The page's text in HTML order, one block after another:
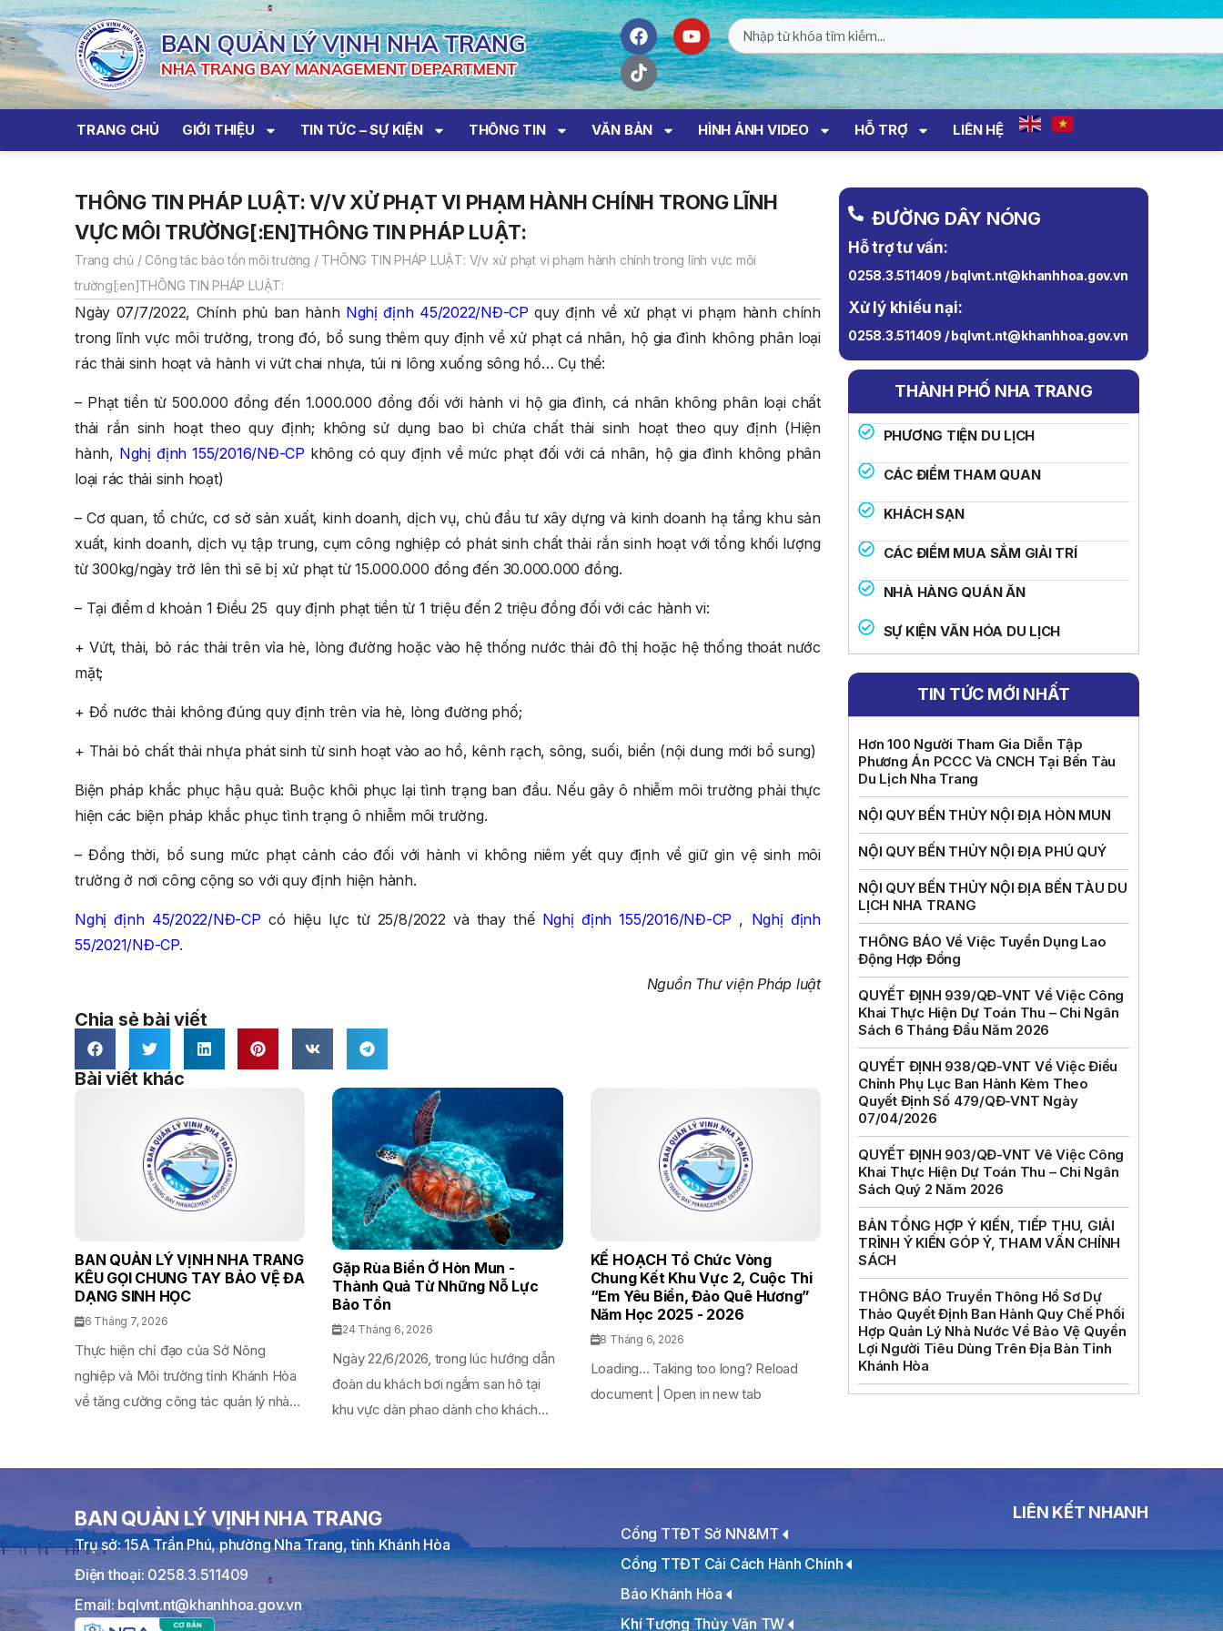
TRANG CHỦ GIỚI THIỆU TIN TỨC – SỰ KIỆN THÔNG TIN VĂN BẢN HÌNH ẢNH VIDEO HỖ TRỢ LIÊN HỆ
THÔNG TIN PHÁP LUẬT: V/V XỬ PHẠT VI PHẠM HÀNH CHÍNH TRONG LĨNH
VỰC MÔI TRƯỜNG[:EN]THÔNG TIN PHÁP LUẬT:
Trang chủ / Công tác bảo tồn môi trường / THÔNG TIN PHÁP LUẬT: V/v xử phạt vi phạm hành chính trong lĩnh vực môi
trường[:en]THÔNG TIN PHÁP LUẬT:
Ngày 07/7/2022, Chính phủ ban hành Nghị định 45/2022/NĐ-CP quy định về xử phạt vi phạm hành chính
trong lĩnh vực môi trường, trong đó, bổ sung thêm quy định về xử phạt cá nhân, hộ gia đình không phân loại
rác thải sinh hoạt và hành vi vứt chai nhựa, túi ni lông xuống sông hồ… Cụ thể:
– Phạt tiền từ 500.000 đồng đến 1.000.000 đồng đối với hành vi hộ gia đình, cá nhân không phân loại chất
thải rắn sinh hoạt theo quy định; không sử dụng bao bì chứa chất thải sinh hoạt theo quy định (Hiện
hành, Nghị định 155/2016/NĐ-CP không có quy định về mức phạt đối với cá nhân, hộ gia đình không phân
loại rác thải sinh hoạt)
– Cơ quan, tổ chức, cơ sở sản xuất, kinh doanh, dịch vụ, chủ đầu tư xây dựng và kinh doanh hạ tầng khu sản
xuất, kinh doanh, dịch vụ tập trung, cụm công nghiệp có phát sinh chất thải rắn sinh hoạt với tổng khối lượng
từ 300kg/ngày trở lên thì sẽ bị xử phạt từ 15.000.000 đồng đến 30.000.000 đồng.
– Tại điểm d khoản 1 Điều 25 quy định phạt tiền từ 1 triệu đến 2 triệu đồng đối với các hành vi:
+ Vứt, thải, bỏ rác thải trên vỉa hè, lòng đường hoặc vào hệ thống nước thải đô thị hoặc hệ thống thoát nước
mặt;
+ Đổ nước thải không đúng quy định trên vỉa hè, lòng đường phố;
+ Thải bỏ chất thải nhựa phát sinh từ sinh hoạt vào ao hồ, kênh rạch, sông, suối, biển (nội dung mới bổ sung)
Biện pháp khắc phục hậu quả: Buộc khôi phục lại tình trạng ban đầu. Nếu gây ô nhiễm môi trường phải thực
hiện các biện pháp khắc phục tình trạng ô nhiễm môi trường.
– Đồng thời, bổ sung mức phạt cảnh cáo đối với hành vi không niêm yết quy định về giữ gìn vệ sinh môi
trường ở nơi công cộng so với quy định hiện hành.
Nghị định 45/2022/NĐ-CP có hiệu lực từ 25/8/2022 và thay thế Nghị định 155/2016/NĐ-CP , Nghị định
55/2021/NĐ-CP.
Nguồn Thư viện Pháp luật
Chia sẻ bài viết
Bài viết khác
BAN QUẢN LÝ VỊNH NHA TRANG
KÊU GỌI CHUNG TAY BẢO VỆ ĐA
DẠNG SINH HỌC
6 Tháng 7, 2026
Thực hiện chỉ đạo của Sở Nông
nghiệp và Môi trường tỉnh Khánh Hòa
về tăng cường công tác quản lý nhà...
Gặp Rùa Biển Ở Hòn Mun -
Thành Quả Từ Những Nỗ Lực
Bảo Tồn
24 Tháng 6, 2026
Ngày 22/6/2026, trong lúc hướng dẫn
đoàn du khách bơi ngắm san hô tại
khu vực dàn phao dành cho khách...
KẾ HOẠCH Tổ Chức Vòng
Chung Kết Khu Vực 2, Cuộc Thi
“Em Yêu Biển, Đảo Quê Hương”
Năm Học 2025 - 2026
8 Tháng 6, 2026
Loading... Taking too long? Reload
document | Open in new tab
ĐƯỜNG DÂY NÓNG
Hỗ trợ tư vấn:
0258.3.511409 / bqlvnt.nt@khanhhoa.gov.vn
Xử lý khiếu nại:
0258.3.511409 / bqlvnt.nt@khanhhoa.gov.vn
THÀNH PHỐ NHA TRANG
PHƯƠNG TIỆN DU LỊCH
CÁC ĐIỂM THAM QUAN
KHÁCH SẠN
CÁC ĐIỂM MUA SẮM GIẢI TRÍ
NHÀ HÀNG QUÁN ĂN
SỰ KIỆN VĂN HÓA DU LỊCH
TIN TỨC MỚI NHẤT
Hơn 100 Người Tham Gia Diễn Tập
Phương Án PCCC Và CNCH Tại Bến Tàu
Du Lịch Nha Trang
NỘI QUY BẾN THỦY NỘI ĐỊA HÒN MUN
NỘI QUY BẾN THỦY NỘI ĐỊA PHÚ QUÝ
NỘI QUY BẾN THỦY NỘI ĐỊA BẾN TÀU DU
LỊCH NHA TRANG
THÔNG BÁO Về Việc Tuyển Dụng Lao
Động Hợp Đồng
QUYẾT ĐỊNH 939/QĐ-VNT Về Việc Công
Khai Thực Hiện Dự Toán Thu – Chi Ngân
Sách 6 Tháng Đầu Năm 2026
QUYẾT ĐỊNH 938/QĐ-VNT Về Việc Điều
Chỉnh Phụ Lục Ban Hành Kèm Theo
Quyết Định Số 479/QĐ-VNT Ngày
07/04/2026
QUYẾT ĐỊNH 903/QĐ-VNT Vê Việc Công
Khai Thực Hiện Dự Toán Thu – Chi Ngân
Sách Quý 2 Năm 2026
BẢN TỔNG HỢP Ý KIẾN, TIẾP THU, GIẢI
TRÌNH Ý KIẾN GÓP Ý, THAM VẤN CHÍNH
SÁCH
THÔNG BÁO Truyền Thông Hồ Sơ Dự
Thảo Quyết Định Ban Hành Quy Chế Phối
Hợp Quản Lý Nhà Nước Về Bảo Vệ Quyền
Lợi Người Tiêu Dùng Trên Địa Bàn Tỉnh
Khánh Hòa
BAN QUẢN LÝ VỊNH NHA TRANG
Trụ sở: 15A Trần Phú, phường Nha Trang, tỉnh Khánh Hòa
Điện thoại: 0258.3.511409
Email: bqlvnt.nt@khanhhoa.gov.vn
LIÊN KẾT NHANH
Cổng TTĐT Sở NN&MT
Cổng TTĐT Cải Cách Hành Chính
Báo Khánh Hòa
Khí Tượng Thủy Văn TW